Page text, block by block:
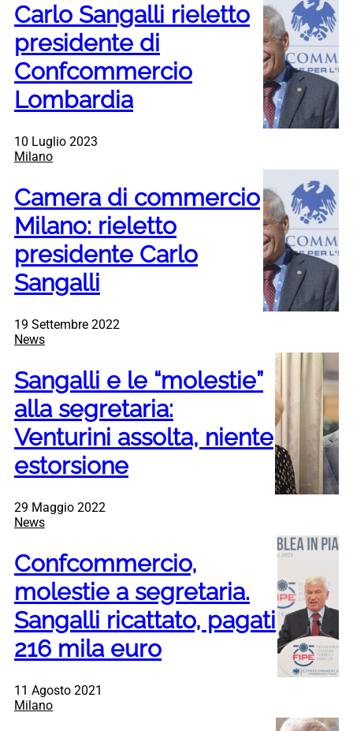
Carlo Sangalli rieletto
presidente di
Confcommercio
Lombardia
10 Luglio 2023
Milano
Camera di commercio
Milano: rieletto
presidente Carlo
Sangalli
19 Settembre 2022
News
Sangalli e le “molestie”
alla segretaria:
Venturini assolta, niente
estorsione
29 Maggio 2022
News
Confcommercio,
molestie a segretaria.
Sangalli ricattato, pagati
216 mila euro
11 Agosto 2021
Milano